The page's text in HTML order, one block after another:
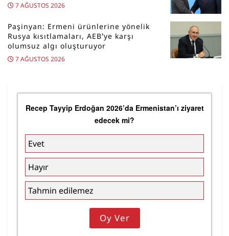
7 AĞUSTOS 2026
Paşinyan: Ermeni ürünlerine yönelik
Rusya kısıtlamaları, AEB’ye karşı
olumsuz algı oluşturuyor
7 AĞUSTOS 2026
Recep Tayyip Erdoğan 2026’da Ermenistan’ı ziyaret
edecek mi?
Evet
Hayır
Tahmin edilemez